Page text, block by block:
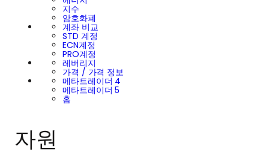
지수
암호화폐
계좌 비교
STD 계정
ECN계정
PRO계정
레버리지
가격 / 가격 정보
메타트레이더 4
메타트레이더 5
홈
자원